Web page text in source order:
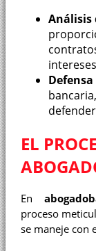
Análisis
Defensa
EL
En
proceso
se maneje con